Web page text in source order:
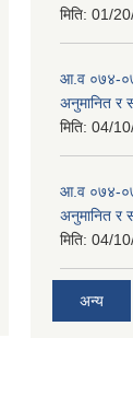
मिति: 01/
आ.व ०७४-
अनुमानित र
मिति: 04/
आ.व ०७४-
अनुमानित र
मिति: 04/
अन्य